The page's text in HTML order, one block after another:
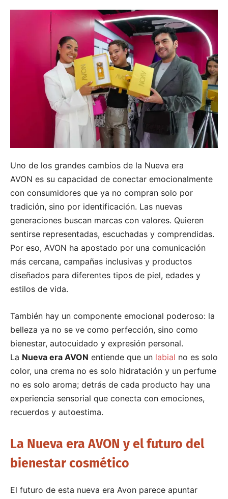
Uno de los grandes cambios de la Nueva era
AVON es su capacidad de conectar emocionalmente
con consumidores que ya no compran solo por
tradición, sino por identificación. Las nuevas
generaciones buscan marcas con valores. Quieren
sentirse representadas, escuchadas y comprendidas.
Por eso, AVON ha apostado por una comunicación
más cercana, campañas inclusivas y productos
diseñados para diferentes tipos de piel, edades y
estilos de vida.
También hay un componente emocional poderoso: la
belleza ya no se ve como perfección, sino como
bienestar, autocuidado y expresión personal.
La Nueva era AVON entiende que un labial no es solo
color, una crema no es solo hidratación y un perfume
no es solo aroma; detrás de cada producto hay una
experiencia sensorial que conecta con emociones,
recuerdos y autoestima.
La Nueva era AVON y el futuro del
bienestar cosmético
El futuro de esta nueva era Avon parece apuntar